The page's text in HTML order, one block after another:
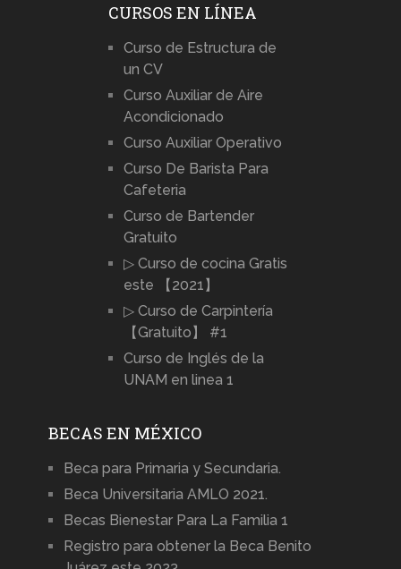
CURSOS EN LÍNEA
Curso de Estructura de
un CV
Curso Auxiliar de Aire
Acondicionado
Curso Auxiliar Operativo
Curso De Barista Para
Cafeteria
Curso de Bartender
Gratuito
▷ Curso de cocina Gratis
este 【2021】
▷ Curso de Carpintería
【Gratuito】 #1
Curso de Inglés de la
UNAM en linea 1
BECAS EN MÉXICO
Beca para Primaria y Secundaria.
Beca Universitaria AMLO 2021.
Becas Bienestar Para La Familia 1
Registro para obtener la Beca Benito